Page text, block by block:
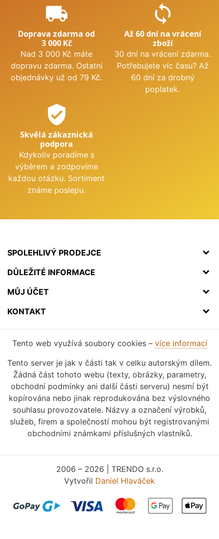
local_shipping
Doprava zdarma od
3 000 Kč
Nad 3 000 Kč máte
dopravu zdarma. Ostatní
objednávky už od 79 Kč.
sync
Až 60 dní na vrácení
zboží
30 dní na vrácení zdarma.
Potřebujete víc času? Až
60 dní za drobný
poplatek.
verified_user
Skvělá zákaznická
podpora
Kdykoliv poradíme s
výběrem a zodpovíme
každou otázku. Sortiment
známe poslepu.
SPOLEHLIVÝ PRODEJCE
DŮLEŽITÉ INFORMACE
MŮJ ÚČET
KONTAKT
Tento web využívá soubory cookies – více informací
Tento server je jak v části tak v celku autorským dílem.
Žádná část tohoto webu (texty, obrázky, parametry,
obchodní podmínky ani další části serveru) nesmí být
kopírována nebo jinak reprodukována bez výslovného
souhlasu provozovatele. Názvy a označení výrobků,
služeb, firem a společností mohou být registrovanými
obchodními známkami příslušných vlastníků.
2006 – 2026 | TRENDO s.r.o.
Vytvořil Daniel Hlaváček